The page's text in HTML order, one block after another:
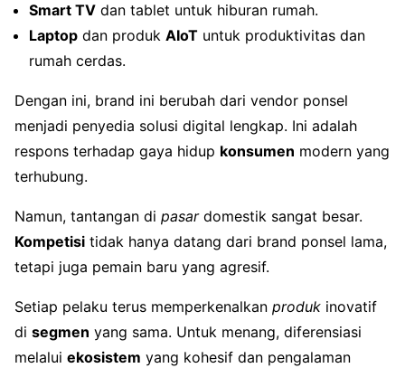
Smart TV dan tablet untuk hiburan rumah.
Laptop dan produk AIoT untuk produktivitas dan
rumah cerdas.
Dengan ini, brand ini berubah dari vendor ponsel
menjadi penyedia solusi digital lengkap. Ini adalah
respons terhadap gaya hidup konsumen modern yang
terhubung.
Namun, tantangan di pasardomestik sangat besar.
Kompetisi tidak hanya datang dari brand ponsel lama,
tetapi juga pemain baru yang agresif.
Setiap pelaku terus memperkenalkan produk inovatif
di segmen yang sama. Untuk menang, diferensiasi
melalui ekosistem yang kohesif dan pengalaman